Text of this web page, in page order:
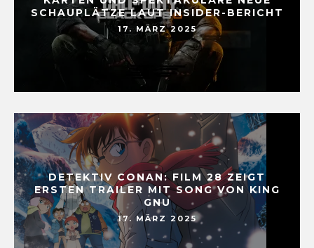
SCHAUPLÄTZE LAUT INSIDER-BERICHT
17. MÄRZ 2025
DETEKTIV CONAN: FILM 28 ZEIGT
ERSTEN TRAILER MIT SONG VON KING
GNU
17. MÄRZ 2025